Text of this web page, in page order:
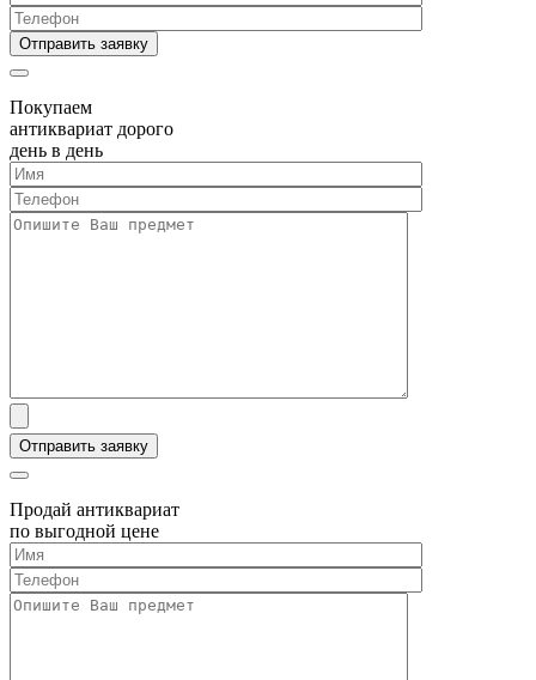
Покупаем
антиквариат дорого
день в день
Продай антиквариат
по выгодной цене